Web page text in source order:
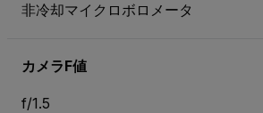
非冷却マイクロボロメータ
カメラF値
f/1.5